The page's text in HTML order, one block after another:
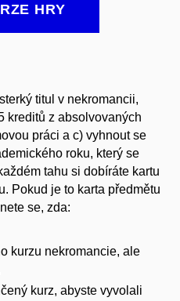
HRY
titul v nekromancii,
kreditů z absolvovaných
práci a c) vyhnout se
roku, který se
tahu si dobíráte kartu
Pokud je to karta předmětu
se, zda:
kurzu nekromancie, ale
kurz, abyste vyvolali